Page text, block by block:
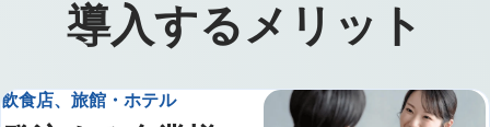
導入するメリット
飲食店、旅館・ホテル